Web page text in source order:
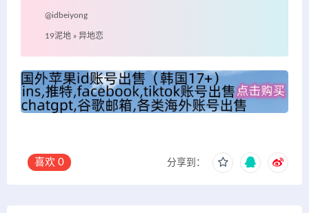
@idbeiyong
19泥地 » 异地恋
喜欢 0 分享到：